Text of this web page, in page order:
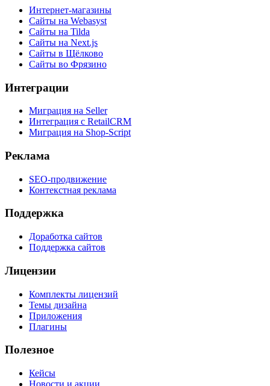
Интернет-магазины
Сайты на Webasyst
Сайты на Tilda
Сайты на Next.js
Сайты в Щёлково
Сайты во Фрязино
Интеграции
Миграция на Seller
Интеграция с RetailCRM
Миграция на Shop-Script
Реклама
SEO-продвижение
Контекстная реклама
Поддержка
Доработка сайтов
Поддержка сайтов
Лицензии
Комплекты лицензий
Темы дизайна
Приложения
Плагины
Полезное
Кейсы
Новости и акции